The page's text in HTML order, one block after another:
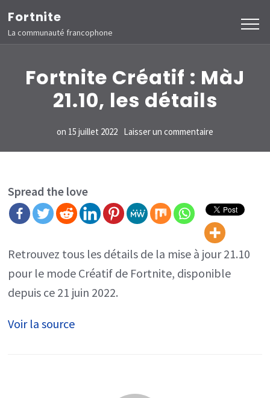
Aller
au
contenu
Entrée)
Fortnite
La communauté francophone
Fortnite Créatif : MàJ
21.10, les détails
on 15 juillet 2022 Laisser un commentaire
Fortnite
MàJ
21.10,
les
Spread the love
Retrouvez tous les détails de la mise à jour 21.10
pour le mode Créatif de Fortnite, disponible
depuis ce 21 juin 2022.
Voir la source